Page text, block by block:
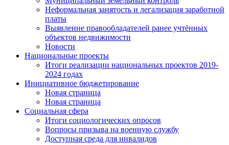
Неформальная занятость и легализация заработной
платы
Выявление правообладателей ранее учтённых
объектов недвижимости
Новости
Национальные проекты
Итоги реализации национальных проектов 2019-
2024 годах
Инициативное бюджетирование
Новая страница
Новая страница
Социальная сфера
Итоги социологических опросов
Вопросы призыва на военную службу
Доступная среда для инвалидов